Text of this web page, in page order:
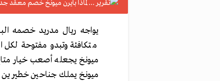
يواجه ريال مدريد خصمه
متكافئة وتبدو مفتوحة
ميونخ يجعله أصعب خيار
ميونخ يملك جناحين خطيرين